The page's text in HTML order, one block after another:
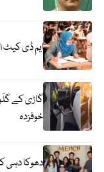
ایم ڈی کیٹ
گاڑی کے گلَو
خوفزدہ
دھوکا دہی